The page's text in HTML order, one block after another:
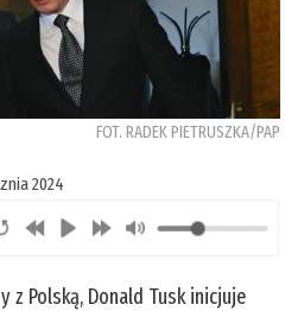
FOT. RADEK PIETRUSZKA/PAP
2024
z Polską, Donald Tusk inicjuje